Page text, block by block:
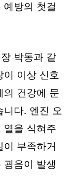
방의 첫걸
박동과 같
이 이상 신호
의 건강에 문
니다. 엔진 오
열을 식혀주
부족하거
굉음이 발생